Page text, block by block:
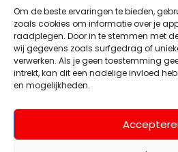
Om de beste ervaringen te bieden,
zoals cookies om informatie over je
raadplegen. Door in te stemmen met
wij gegevens zoals surfgedrag of
verwerken. Als je geen toestemming
intrekt, kan dit een nadelige invloed
en mogelijkheden.
Contact
Account
Mijn account
Wenslijst